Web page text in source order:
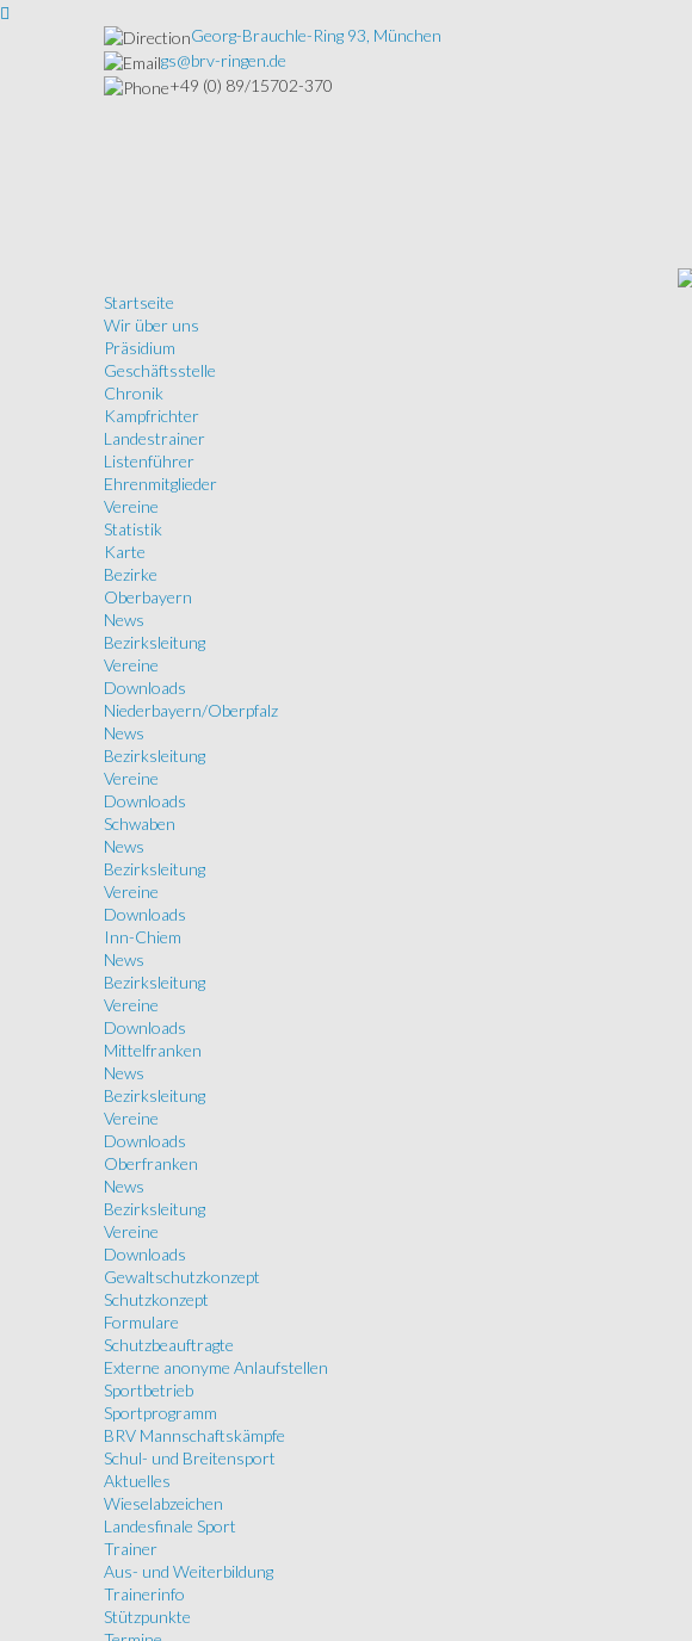
Georg-Brauchle-Ring 93, München
gs@brv-ringen.de
+49 (0) 89/15702-370
Startseite
Wir über uns
Präsidium
Geschäftsstelle
Chronik
Kampfrichter
Landestrainer
Listenführer
Ehrenmitglieder
Vereine
Statistik
Karte
Bezirke
Oberbayern
News
Bezirksleitung
Vereine
Downloads
Niederbayern/Oberpfalz
News
Bezirksleitung
Vereine
Downloads
Schwaben
News
Bezirksleitung
Vereine
Downloads
Inn-Chiem
News
Bezirksleitung
Vereine
Downloads
Mittelfranken
News
Bezirksleitung
Vereine
Downloads
Oberfranken
News
Bezirksleitung
Vereine
Downloads
Gewaltschutzkonzept
Schutzkonzept
Formulare
Schutzbeauftragte
Externe anonyme Anlaufstellen
Sportbetrieb
Sportprogramm
BRV Mannschaftskämpfe
Schul- und Breitensport
Aktuelles
Wieselabzeichen
Landesfinale Sport
Trainer
Aus- und Weiterbildung
Trainerinfo
Stützpunkte